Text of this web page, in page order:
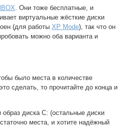
. Они тоже бесплатные, и
виртуальные жёсткие диски
(для работы XP Mode), так что он
можно оба варианта и
было места в количестве
сделать, то прочитайте до конца и
диска C: (остальные диски
места, и хотите надёжный